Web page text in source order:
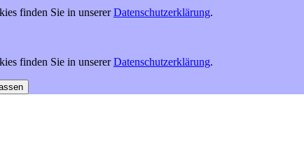
finden Sie in unsererDatenschutzerklärung.
finden Sie in unsererDatenschutzerklärung.